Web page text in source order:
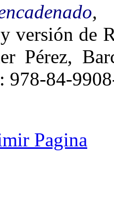
versión de
Pérez,
978-84-
Pagina